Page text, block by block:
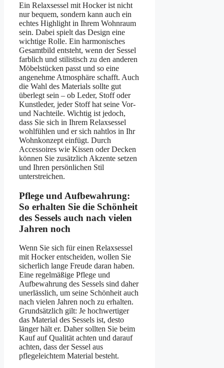
Ein Relaxsessel mit Hocker ist nicht
nur bequem, sondern kann auch ein
echtes Highlight in Ihrem Wohnraum
sein. Dabei spielt das Design eine
wichtige Rolle. Ein harmonisches
Gesamtbild entsteht, wenn der Sessel
farblich und stilistisch zu den anderen
Möbelstücken passt und so eine
angenehme Atmosphäre schafft. Auch
die Wahl des Materials sollte gut
überlegt sein – ob Leder, Stoff oder
Kunstleder, jeder Stoff hat seine Vor-
und Nachteile. Wichtig ist jedoch,
dass Sie sich in Ihrem Relaxsessel
wohlfühlen und er sich nahtlos in Ihr
Wohnkonzept einfügt. Durch
Accessoires wie Kissen oder Decken
können Sie zusätzlich Akzente setzen
und Ihren persönlichen Stil
unterstreichen.
Pflege und Aufbewahrung:
So erhalten Sie die Schönheit
des Sessels auch nach vielen
Jahren noch
Wenn Sie sich für einen Relaxsessel
mit Hocker entscheiden, wollen Sie
sicherlich lange Freude daran haben.
Eine regelmäßige Pflege und
Aufbewahrung des Sessels sind daher
unerlässlich, um seine Schönheit auch
nach vielen Jahren noch zu erhalten.
Grundsätzlich gilt: Je hochwertiger
das Material des Sessels ist, desto
länger hält er. Daher sollten Sie beim
Kauf auf Qualität achten und darauf
achten, dass der Sessel aus
pflegeleichtem Material besteht.